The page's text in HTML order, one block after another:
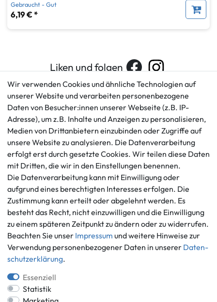
Gebraucht - Gut
6,19 € *
Liken und folgen
Kundenservice
+49 421 596586
info@gameworld.de
Kontaktformular
Rechtliches
AGB
Impressum
Datenschutzerklärung
Widerrufs­recht
Vertrag widerrufen
Informationen
Über uns
Häufig gestellte Fragen
Zahlung und Versand
Zahlungsmöglichkeiten
Wir verwenden Cookies und ähnliche Technologien auf
unserer Website und verarbeiten personenbezogene
Daten von Besucher:innen unserer Webseite (z.B. IP-
Adresse), um z.B. Inhalte und Anzeigen zu personalisieren,
Medien von Drittanbietern einzubinden oder Zugriffe auf
unsere Website zu analysieren. Die Datenverarbeitung
erfolgt erst durch gesetzte Cookies. Wir teilen diese Daten
mit Dritten, die wir in den Einstellungen benennen.
Die Datenverarbeitung kann mit Einwilligung oder
aufgrund eines berechtigten Interesses erfolgen. Die
Zustimmung kann erteilt oder abgelehnt werden. Es
besteht das Recht, nicht einzuwilligen und die Einwilligung
zu einem späteren Zeitpunkt zu ändern oder zu widerrufen.
Beachten Sie unser Impressum und weitere Hinweise zur
Verwendung personenbezogener Daten in unserer Daten­
schutz­erklärung.
Essenziell
Statistik